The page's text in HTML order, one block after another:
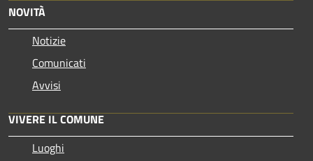
NOVITÀ
Notizie
Comunicati
Avvisi
VIVERE IL COMUNE
Luoghi